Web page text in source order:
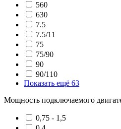
560
630
7.5
7.5/11
75
75/90
90
90/110
Показать ещё 63
Мощность подключаемого
0,75 - 1,5